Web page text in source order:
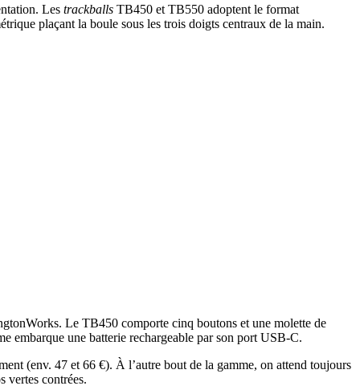
Les trackballs TB450 et TB550 adoptent le format
plaçant la boule sous les trois doigts centraux de la main.
Le TB450 comporte cinq boutons et une molette de
embarque une batterie rechargeable par son port USB-C.
(env. 47 et 66 €). À l’autre bout de la gamme, on attend toujours
vertes contrées.